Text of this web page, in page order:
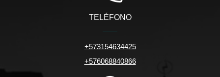
TELÉFONO
+573154634425
+576068840866